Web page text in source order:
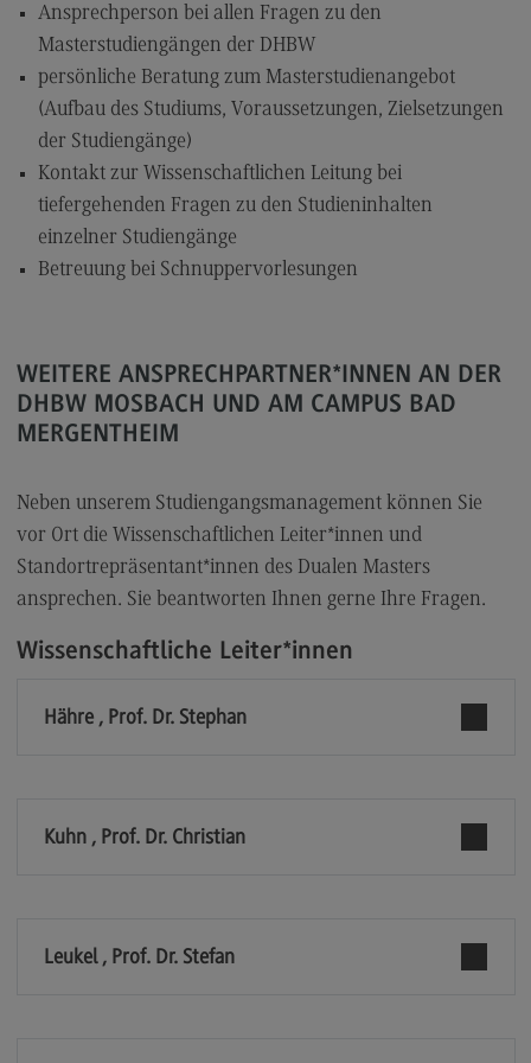
Modulangebot
Berufsperspektiven
Kontakt
Digital Business Management
Digital Business Management
Modulangebot
Berufsperspektiven
Digitalisierung in der Sozialen Arbeit
Digitalisierung in der Sozialen Arbeit
Berufsperspektiven
Kontakt
Elektrotechnik und Informationstechnik
(External link)
Rahmenbedingungen
Entrepreneurship
Ansprechperson bei allen Fragen zu den
Masterstudiengängen der DHBW
persönliche Beratung zum Masterstudienangebot
(Aufbau des Studiums, Voraussetzungen, Zielsetzungen
der Studiengänge)
Kontakt zur Wissenschaftlichen Leitung bei
tiefergehenden Fragen zu den Studieninhalten
einzelner Studiengänge
Betreuung bei Schnuppervorlesungen
WEITERE ANSPRECHPARTNER*INNEN AN DER
DHBW MOSBACH UND AM CAMPUS BAD
MERGENTHEIM
Neben unserem Studiengangsmanagement können Sie
vor Ort die Wissenschaftlichen Leiter*innen und
Standortrepräsentant*innen des Dualen Masters
ansprechen. Sie beantworten Ihnen gerne Ihre Fragen.
Wissenschaftliche Leiter*innen
Hähre , Prof. Dr. Stephan
Kuhn , Prof. Dr. Christian
Leukel , Prof. Dr. Stefan